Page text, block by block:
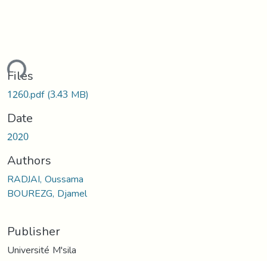
Files
1260.pdf(3.43 MB)
Date
2020
Authors
RADJAI, Oussama
BOUREZG, Djamel
Publisher
Université M'sila